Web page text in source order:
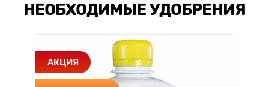
НЕОБХОДИМЫЕ УДОБРЕНИЯ
АКЦИЯ